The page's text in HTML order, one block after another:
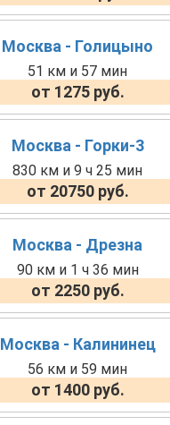
Москва - Голицыно
51 км и 57 мин
от 1275 руб.
Москва - Горки-3
830 км и 9 ч 25 мин
от 20750 руб.
Москва - Дрезна
90 км и 1 ч 36 мин
от 2250 руб.
Москва - Калининец
56 км и 59 мин
от 1400 руб.